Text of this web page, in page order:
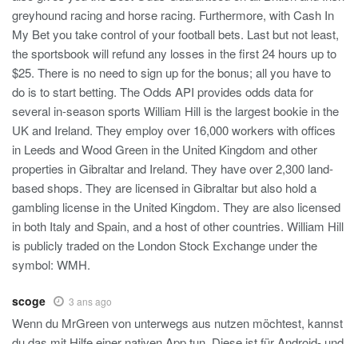
greyhound racing and horse racing. Furthermore, with Cash In
My Bet you take control of your football bets. Last but not least,
the sportsbook will refund any losses in the first 24 hours up to
$25. There is no need to sign up for the bonus; all you have to
do is to start betting. The Odds API provides odds data for
several in-season sports William Hill is the largest bookie in the
UK and Ireland. They employ over 16,000 workers with offices
in Leeds and Wood Green in the United Kingdom and other
properties in Gibraltar and Ireland. They have over 2,300 land-
based shops. They are licensed in Gibraltar but also hold a
gambling license in the United Kingdom. They are also licensed
in both Italy and Spain, and a host of other countries. William Hill
is publicly traded on the London Stock Exchange under the
symbol: WMH.
scoge 3 ans ago
Wenn du MrGreen von unterwegs aus nutzen möchtest, kannst